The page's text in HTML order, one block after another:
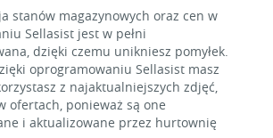
stanów magazynowych oraz cen w
Sellasist jest w pełni
dzięki czemu unikniesz pomyłek.
oprogramowaniu Sellasist masz
z najaktualniejszych zdjęć,
ofertach, ponieważ są one
i aktualizowane przez hurtownię